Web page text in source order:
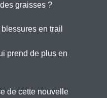
graisses ?
en trail
prend de plus en
de cette nouvelle